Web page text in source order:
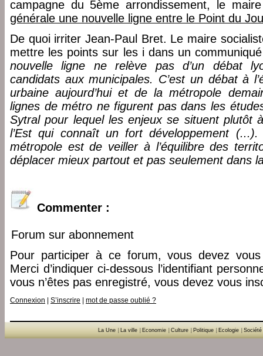
campagne du 5ème arrondissement, le
générale une nouvelle ligne entre le Point du
De quoi irriter Jean-Paul Bret. Le maire
mettre les points sur les i dans un
nouvelle ligne ne relève pas d’un débat
candidats aux municipales. C’est un débat à
urbaine aujourd’hui et de la métropole
lignes de métro ne figurent pas dans les
Sytral pour lequel les enjeux se situent plutôt
l’Est qui connaît un fort développement
métropole est de veiller à l’équilibre des
déplacer mieux partout et pas seulement dans
Commenter :
Forum sur abonnement
Pour participer à ce forum, vous devez
Merci d’indiquer ci-dessous l’identifiant
vous n’êtes pas enregistré, vous devez vous
Connexion S’inscrire mot de passe oublié ?
La Une La ville Economie Culture Politique Ecologie Société